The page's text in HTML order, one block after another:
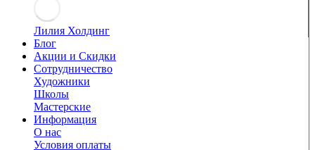
Лилия Холдинг
Блог
Акции и Скидки
Сотрудничество
Художники
Школы
Мастерские
Информация
О нас
Условия оплаты